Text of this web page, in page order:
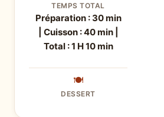
TEMPS TOTAL
Préparation : 30 min
| Cuisson : 40 min |
Total : 1 H 10 min
🍽
DESSERT